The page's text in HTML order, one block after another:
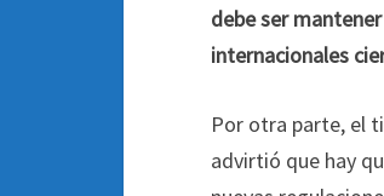
debe ser
internacionales
Por otra parte, el
advirtió que hay